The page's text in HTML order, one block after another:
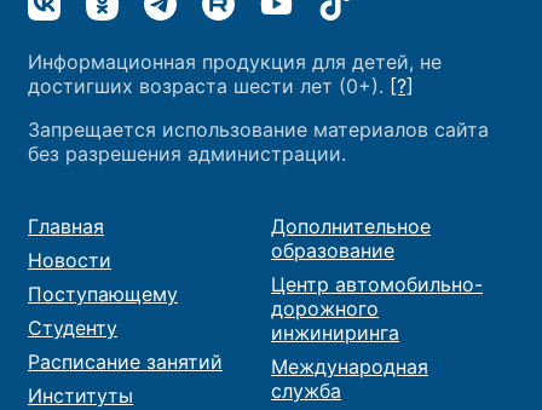
Информационная продукция для детей, не
достигших возраста шести лет (0+). [?]
Запрещается использование материалов сайта
без разрешения администрации.
Главная
Новости
Поступающему
Студенту
Расписание занятий
Институты
Дополнительное
образование
Центр автомобильно-
дорожного
инжиниринга
Международная
служба